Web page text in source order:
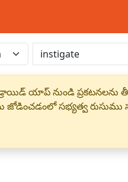
యాప్ నుండి ప్రకటనలను
జోడించడంలో సభ్యత్వ